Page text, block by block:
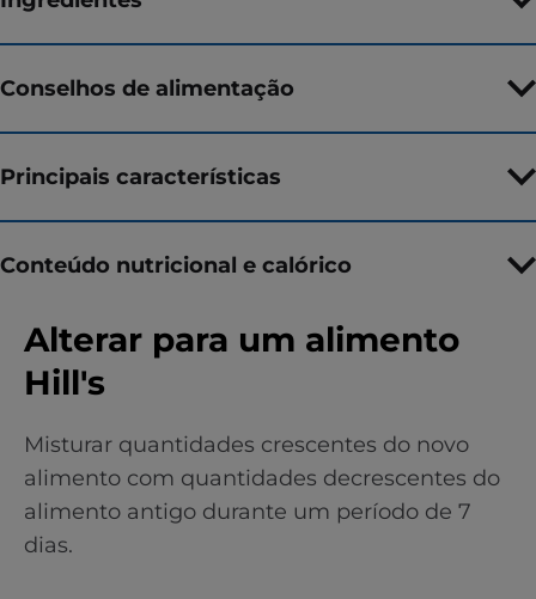
Conselhos de alimentação
Principais características
Conteúdo nutricional e calórico
Alterar para um alimento
Hill's
Misturar quantidades crescentes do novo
alimento com quantidades decrescentes do
alimento antigo durante um período de 7
dias.